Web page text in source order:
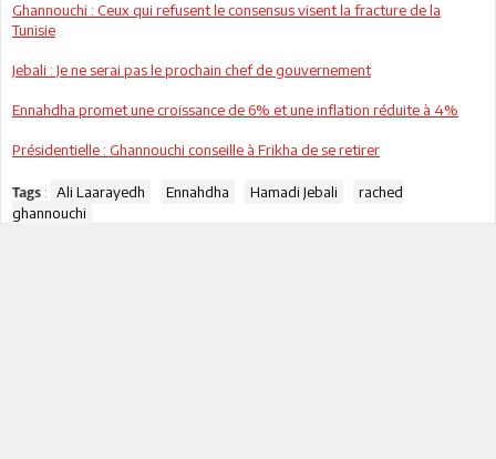
Ghannouchi : Ceux qui refusent le consensus visent la fracture de la
Tunisie
Jebali : Je ne serai pas le prochain chef de gouvernement
Ennahdha promet une croissance de 6% et une inflation réduite à 4%
Présidentielle : Ghannouchi conseille à Frikha de se retirer
Tags : Ali Laarayedh Ennahdha Hamadi Jebali
rached
ghannouchi